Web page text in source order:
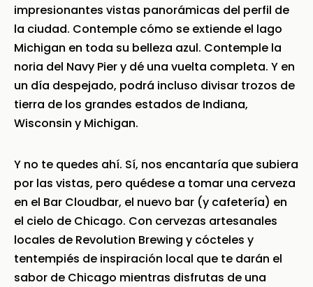
impresionantes vistas panorámicas del perfil de
la ciudad. Contemple cómo se extiende el lago
Michigan en toda su belleza azul. Contemple la
noria del Navy Pier y dé una vuelta completa. Y en
un día despejado, podrá incluso divisar trozos de
tierra de los grandes estados de Indiana,
Wisconsin y Michigan.
Y no te quedes ahí. Sí, nos encantaría que subiera
por las vistas, pero quédese a tomar una cerveza
en el Bar Cloudbar, el nuevo bar (y cafetería) en
el cielo de Chicago. Con cervezas artesanales
locales de Revolution Brewing y cócteles y
tentempiés de inspiración local que te darán el
sabor de Chicago mientras disfrutas de una